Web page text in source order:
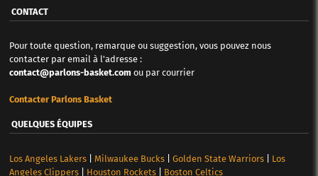
CONTACT
Pour toute question, remarque ou suggestion, vous pouvez nous
contacter par email à l'adresse :
contact@parlons-basket.com ou par courrier
Contacter Parlons Basket
QUELQUES ÉQUIPES
Los Angeles Lakers| Milwaukee Bucks| Golden State Warriors| Los
Angeles Clippers| Houston Rockets| Boston Celtics